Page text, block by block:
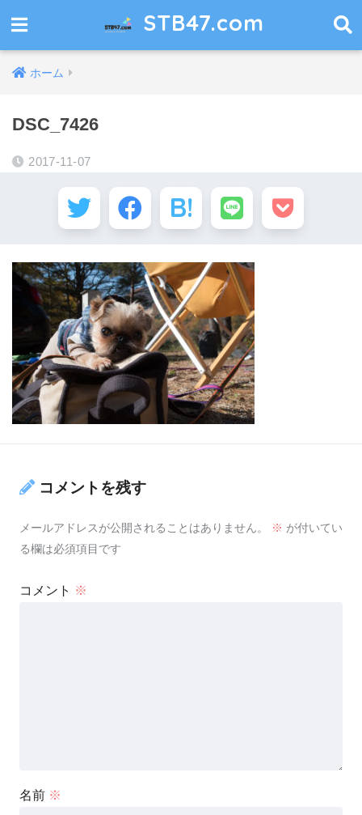
STB47.com
ホーム
DSC_7426
2017-11-07
コメントを残す
メールアドレスが公開されることはありません。 ※ が付いてい
る欄は必須項目です
コメント ※
名前 ※